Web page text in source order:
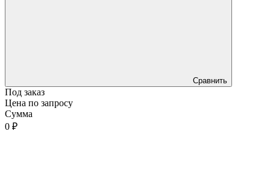
Сравнить
Под заказ
Цена по запросу
Сумма
0 ₽